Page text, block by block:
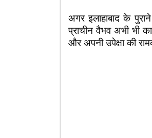
अगर इलाहाबाद के
प्राचीन वैभव अभी भी
और अपनी उपेक्षा की